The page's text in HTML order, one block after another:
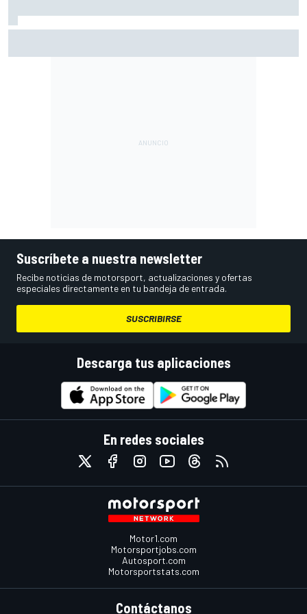
Suscríbete a nuestra newsletter
Recibe noticias de motorsport, actualizaciones y ofertas
especiales directamente en tu bandeja de entrada.
SUSCRIBIRSE
Descarga tus aplicaciones
En redes sociales
Motor1.com
Motorsportjobs.com
Autosport.com
Motorsportstats.com
Contáctanos